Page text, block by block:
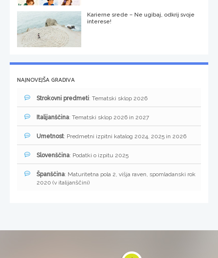
Karierne srede – Ne ugibaj, odkrij svoje
interese!
NAJNOVEJŠA GRADIVA
Strokovni predmeti: Tematski sklop 2026
Italijanščina: Tematski sklop 2026 in 2027
Umetnost: Predmetni izpitni katalog 2024, 2025 in 2026
Slovenščina: Podatki o izpitu 2025
Španščina: Maturitetna pola 2, višja raven, spomladanski rok
2020 (v italijanščini)